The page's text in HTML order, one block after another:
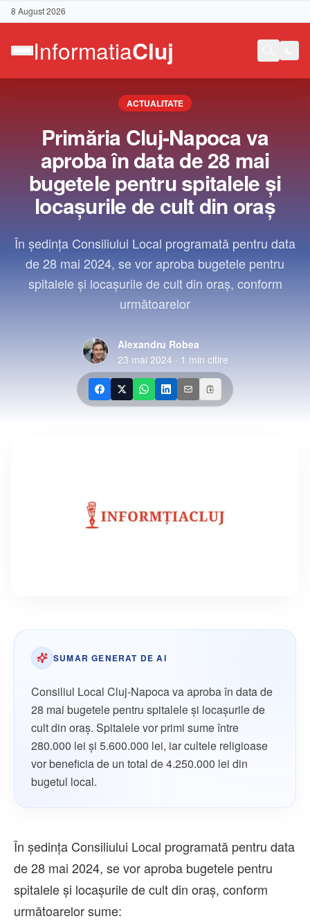
8 August 2026
Contact
ACTUALITATE
Primăria Cluj-Napoca va
aproba în data de 28 mai
bugetele pentru spitalele și
locașurile de cult din oraș
În ședința Consiliului Local programată pentru data
de 28 mai 2024, se vor aproba bugetele pentru
spitalele și locașurile de cult din oraș, conform
următoarelor
Alexandru Robea
23 mai 2024 · 1 min citire
SUMAR GENERAT DE AI
Consiliul Local Cluj-Napoca va aproba în data de
28 mai bugetele pentru spitalele și locașurile de
cult din oraș. Spitalele vor primi sume între
280.000 lei și 5.600.000 lei, iar cultele religioase
vor beneficia de un total de 4.250.000 lei din
bugetul local.
În ședința Consiliului Local programată pentru data
de 28 mai 2024, se vor aproba bugetele pentru
spitalele și locașurile de cult din oraș, conform
următoarelor sume: